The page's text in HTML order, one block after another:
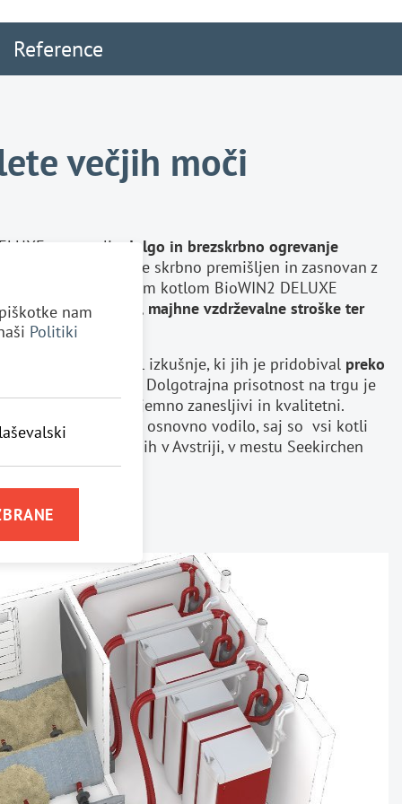
nam
Politiki
Reference
večjih moči
zagotavlja
dolgo in brezskrbno ogrevanje
sestavni del kotla je skrbno premišljen in zasnovan z
s peletnim kotlom BioWIN2 DELUXE
porabo energije, majhne vzdrževalne stroške ter
združil izkušnje, ki jih je pridobival preko
peletnih peči. Dolgotrajna prisotnost na trgu je
Windhager izjemno zanesljivi in kvalitetni.
Austria"
je njihovo osnovno vodilo, saj so vsi kotli
strogih standardih v Avstriji, v mestu Seekirchen